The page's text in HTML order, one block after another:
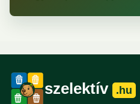
szelektív .hu